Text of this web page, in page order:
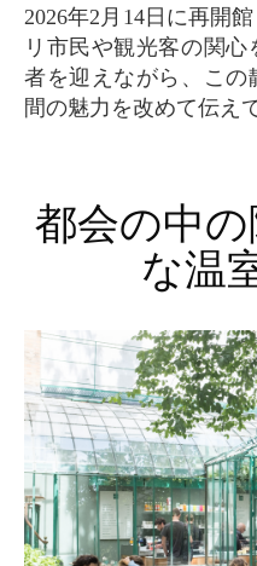
2026年2月14日に再開
リ市民や観光客の関
者を迎えながら、この
間の魅力を改めて伝え
都会の中の隠れ家のよう
な温